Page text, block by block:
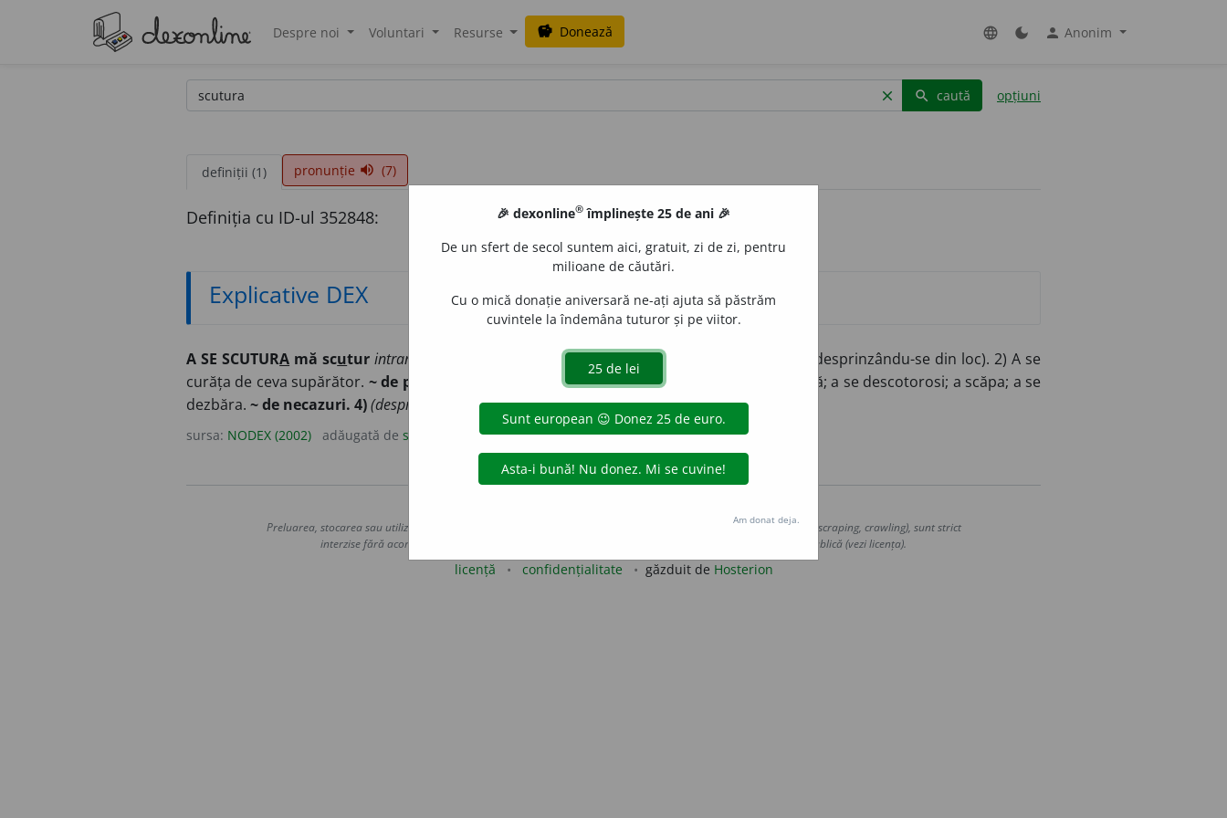
Despre noi Voluntari Resurse savings Donează language dark_mode person Anonim
clear search caută opțiuni
definiții (1) pronunție volume_up (7)
Definiția cu ID-ul 352848:
Explicative DEX
A SE SCUTURA mă scutur intranz. (despre frunze, fructe, boabe etc.).A cădea pe pământ (desprinzându-se din loc). 2) A se
curăța de ceva supărător. ~ de praf. 3)
A reuși să se eliberese de ceva care incomodează; a se descotorosi; a scăpa; a se
dezbăra. ~ de necazuri. 4)(despre ființe) A se cutremura din tot corpul. /<lat.excutulare
sursa: NODEX (2002) adăugată de siveco acțiuni
Preluarea, stocarea sau utilizarea datelor de pe acest site, inclusiv prin orice metode de extragere automată (web scraping, crawling), sunt strict
interzise fără acordul nostru prealabil scris, cu excepția seturilor de date oferite oficial spre utilizare publică (vezi licența).
licență confidențialitate găzduit de Hosterion
🎉 dexonline® împlinește 25 de ani 🎉
De un sfert de secol suntem aici, gratuit, zi de zi, pentru
milioane de căutări.
Cu o mică donație aniversară ne-ați ajuta să păstrăm
cuvintele la îndemâna tuturor și pe viitor.
Am donat deja.